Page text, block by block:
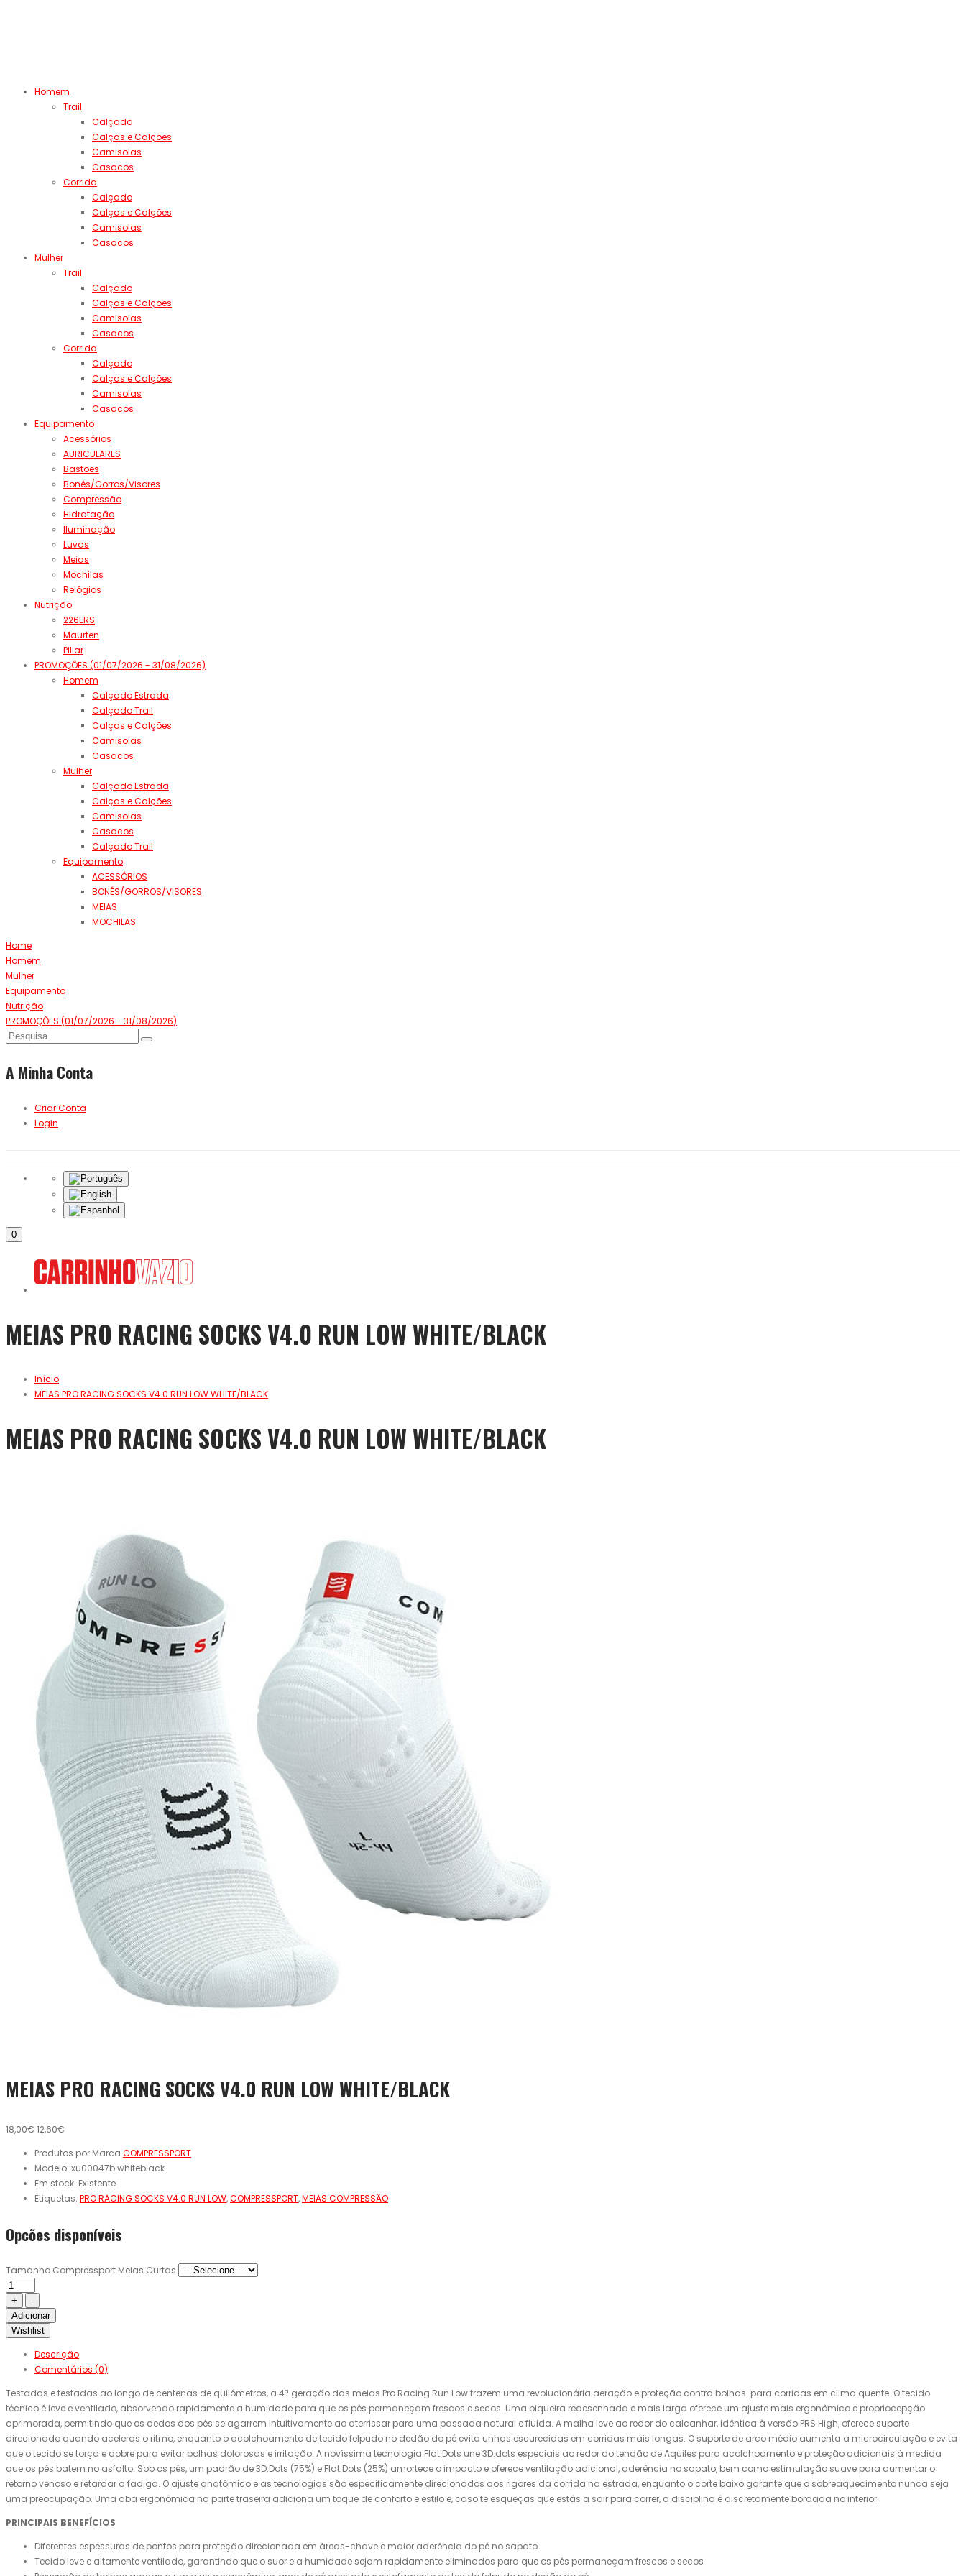
Homem
Trail
Calçado
Calças e Calções
Camisolas
Casacos
Corrida
Calçado
Calças e Calções
Camisolas
Casacos
Mulher
Trail
Calçado
Calças e Calções
Camisolas
Casacos
Corrida
Calçado
Calças e Calções
Camisolas
Casacos
Equipamento
Acessórios
AURICULARES
Bastões
Bonés/Gorros/Visores
Compressão
Hidratação
Iluminação
Luvas
Meias
Mochilas
Relógios
Nutrição
226ERS
Maurten
Pillar
PROMOÇÕES (01/07/2026 - 31/08/2026)
Homem
Calçado Estrada
Calçado Trail
Calças e Calções
Camisolas
Casacos
Mulher
Calçado Estrada
Calças e Calções
Camisolas
Casacos
Calçado Trail
Equipamento
ACESSÓRIOS
BONÉS/GORROS/VISORES
MEIAS
MOCHILAS
Home
Homem
Mulher
Equipamento
Nutrição
PROMOÇÕES (01/07/2026 - 31/08/2026)
A Minha Conta
Criar Conta
Login
0
MEIAS PRO RACING SOCKS V4.0 RUN LOW WHITE/BLACK
Início
MEIAS PRO RACING SOCKS V4.0 RUN LOW WHITE/BLACK
MEIAS PRO RACING SOCKS V4.0 RUN LOW WHITE/BLACK
MEIAS PRO RACING SOCKS V4.0 RUN LOW WHITE/BLACK
18,00€ 12,60€
Produtos por Marca COMPRESSPORT
Modelo: xu00047b.whiteblack
Em stock: Existente
Etiquetas: PRO RACING SOCKS V4.0 RUN LOW,COMPRESSPORT,MEIAS COMPRESSÃO
Opcões disponíveis
Tamanho Compressport Meias Curtas
Adicionar
Wishlist
Descrição
Comentários (0)
Testadas e testadas ao longo de centenas de quilômetros, a 4ª geração das meias Pro Racing Run Low trazem uma revolucionária aeração e proteção contra bolhas para corridas em clima quente. O tecido
técnico é leve e ventilado, absorvendo rapidamente a humidade para que os pés permaneçam frescos e secos. Uma biqueira redesenhada e mais larga oferece um ajuste mais ergonômico e propriocepção
aprimorada, permitindo que os dedos dos pés se agarrem intuitivamente ao aterrissar para uma passada natural e fluida. A malha leve ao redor do calcanhar, idêntica à versão PRS High, oferece suporte
direcionado quando aceleras o ritmo, enquanto o acolchoamento de tecido felpudo no dedão do pé evita unhas escurecidas em corridas mais longas. O suporte de arco médio aumenta a microcirculação e evita
que o tecido se torça e dobre para evitar bolhas dolorosas e irritação. A novíssima tecnologia Flat.Dots une 3D.dots especiais ao redor do tendão de Aquiles para acolchoamento e proteção adicionais à medida
que os pés batem no asfalto. Sob os pés, um padrão de 3D.Dots (75%) e Flat.Dots (25%) amortece o impacto e oferece ventilação adicional, aderência no sapato, bem como estimulação suave para aumentar o
retorno venoso e retardar a fadiga. O ajuste anatômico e as tecnologias são especificamente direcionados aos rigores da corrida na estrada, enquanto o corte baixo garante que o sobreaquecimento nunca seja
uma preocupação. Uma aba ergonômica na parte traseira adiciona um toque de conforto e estilo e, caso te esqueças que estás a sair para correr, a disciplina é discretamente bordada no interior.
PRINCIPAIS BENEFÍCIOS
Diferentes espessuras de pontos para proteção direcionada em áreas-chave e maior aderência do pé no sapato
Tecido leve e altamente ventilado, garantindo que o suor e a humidade sejam rapidamente eliminados para que os pés permaneçam frescos e secos